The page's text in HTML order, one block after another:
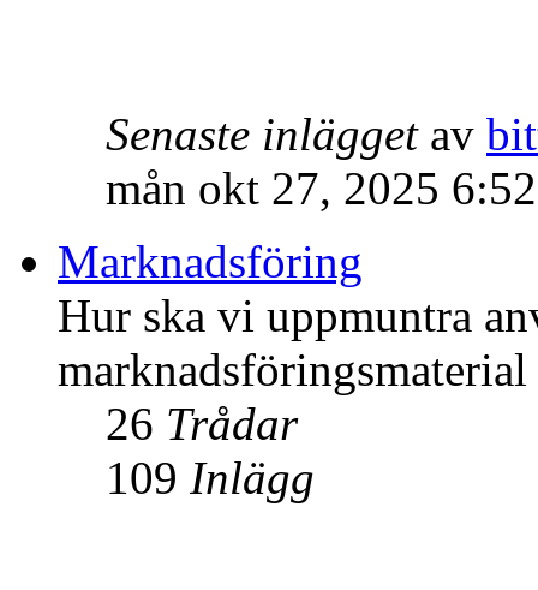
Senaste inläggetav
mån okt 27, 2025
Marknadsföring
Hur ska vi uppmuntra
26 Trådar
109 Inlägg